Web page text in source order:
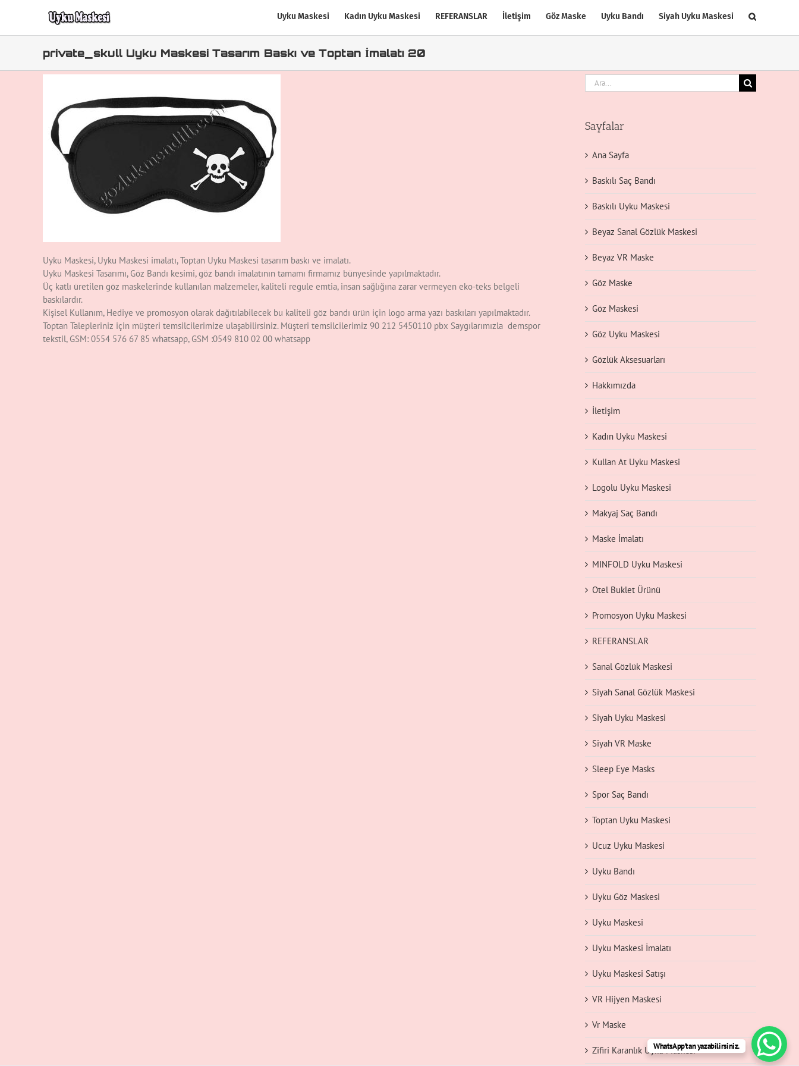
Uyku Maskesi Kadın Uyku Maskesi REFERANSLAR İletişim Göz Maske Uyku Bandı Siyah Uyku Maskesi
private_skull Uyku Maskesi Tasarım Baskı ve Toptan İmalatı 20
Uyku Maskesi, Uyku Maskesi imalatı, Toptan Uyku Maskesi tasarım baskı ve imalatı.
Uyku Maskesi Tasarımı, Göz Bandı kesimi, göz bandı imalatının tamamı firmamız bünyesinde yapılmaktadır.
Üç katlı üretilen göz maskelerinde kullanılan malzemeler, kaliteli regule emtia, insan sağlığına zarar vermeyen eko-teks belgeli
baskılardır.
Kişisel Kullanım, Hediye ve promosyon olarak dağıtılabilecek bu kaliteli göz bandı ürün için logo arma yazı baskıları yapılmaktadır.
Toptan Talepleriniz için müşteri temsilcilerimize ulaşabilirsiniz. Müşteri temsilcilerimiz 90 212 5450110 pbx Saygılarımızla demspor
tekstil, GSM: 0554 576 67 85 whatsapp, GSM :0549 810 02 00 whatsapp
Ara:
Sayfalar
Ana Sayfa
Baskılı Saç Bandı
Baskılı Uyku Maskesi
Beyaz Sanal Gözlük Maskesi
Beyaz VR Maske
Göz Maske
Göz Maskesi
Göz Uyku Maskesi
Gözlük Aksesuarları
Hakkımızda
İletişim
Kadın Uyku Maskesi
Kullan At Uyku Maskesi
Logolu Uyku Maskesi
Makyaj Saç Bandı
Maske İmalatı
MINFOLD Uyku Maskesi
Otel Buklet Ürünü
Promosyon Uyku Maskesi
REFERANSLAR
Sanal Gözlük Maskesi
Siyah Sanal Gözlük Maskesi
Siyah Uyku Maskesi
Siyah VR Maske
Sleep Eye Masks
Spor Saç Bandı
Toptan Uyku Maskesi
Ucuz Uyku Maskesi
Uyku Bandı
Uyku Göz Maskesi
Uyku Maskesi
Uyku Maskesi İmalatı
Uyku Maskesi Satışı
VR Hijyen Maskesi
Vr Maske
Zifiri Karanlık Uyku MaskesiWhatsApp'tan yazabilirsiniz.